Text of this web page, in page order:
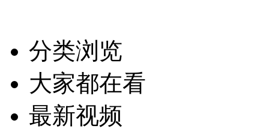
分类浏览
大家都在看
最新视频